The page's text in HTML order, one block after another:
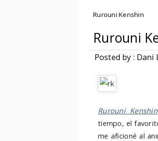
Rurouni Kenshin
Rurouni
Posted by : Dani
Rurouni Kenshin
tiempo, el
me aficioné al